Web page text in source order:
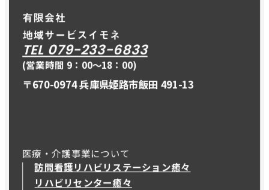
TEL 079-233-6833
(営業時間 9：00〜18：00)
〒670-0974 兵庫県姫路市飯田 491-13
医療・介護事業について
訪問看護リハビリステーション癒々
リハビリセンター癒々